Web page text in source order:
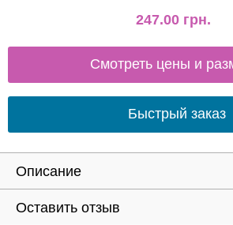
247.00 грн.
Смотреть цены и
Быстрый заказ
Описание
Оставить отзыв